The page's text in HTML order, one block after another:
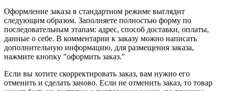
Оформление заказа в стандартном режиме выглядит
следующим образом. Заполняете полностью форму по
последовательным этапам: адрес, способ доставки, оплаты,
данные о себе. В комментарии к заказу можно написать
дополнительную информацию, для размещения заказа,
нажмите кнопку "оформить заказ."
Если вы хотите скорректировать заказ, вам нужно его
отменить и сделать заново. Если не отменить заказ, то товар